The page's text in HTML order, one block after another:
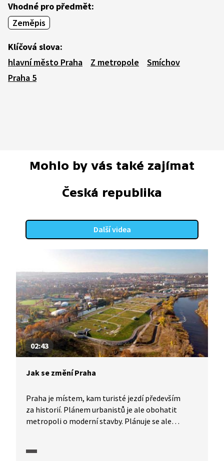
Vhodné pro předmět:
Zeměpis
Klíčová slova:
hlavní město Praha
Z metropole
Smíchov
Praha 5
Mohlo by vás také zajímat
Česká republika
Další videa
02:43
Jak se změní Praha
Praha je místem, kam turisté jezdí především
za historií. Plánem urbanistů je ale obohatit
metropoli o moderní stavby. Plánuje se ale
nového metropole a její Institut plánování